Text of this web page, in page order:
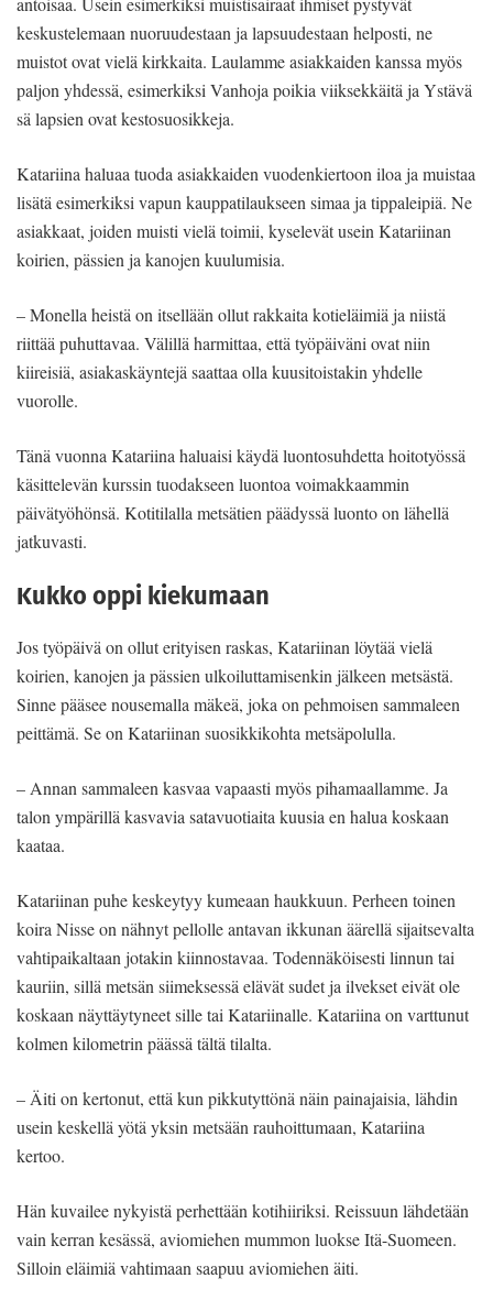
keskustelemaan nuoruudestaan ja lapsuudestaan helposti, ne
muistot ovat vielä kirkkaita. Laulamme asiakkaiden kanssa myös
paljon yhdessä, esimerkiksi Vanhoja poikia viiksekkäitä ja Ystävä
sä lapsien ovat kestosuosikkeja.
Katariina haluaa tuoda asiakkaiden vuodenkiertoon iloa ja muistaa
lisätä esimerkiksi vapun kauppatilaukseen simaa ja tippaleipiä. Ne
asiakkaat, joiden muisti vielä toimii, kyselevät usein Katariinan
koirien, pässien ja kanojen kuulumisia.
– Monella heistä on itsellään ollut rakkaita kotieläimiä ja niistä
riittää puhuttavaa. Välillä harmittaa, että työpäiväni ovat niin
kiireisiä, asiakaskäyntejä saattaa olla kuusitoistakin yhdelle
vuorolle.
Tänä vuonna Katariina haluaisi käydä luontosuhdetta hoitotyössä
käsittelevän kurssin tuodakseen luontoa voimakkaammin
päivätyöhönsä. Kotitilalla metsätien päädyssä luonto on lähellä
jatkuvasti.
Kukko oppi kiekumaan
Jos työpäivä on ollut erityisen raskas, Katariinan löytää vielä
koirien, kanojen ja pässien ulkoiluttamisenkin jälkeen metsästä.
Sinne pääsee nousemalla mäkeä, joka on pehmoisen sammaleen
peittämä. Se on Katariinan suosikkikohta metsäpolulla.
– Annan sammaleen kasvaa vapaasti myös pihamaallamme. Ja
talon ympärillä kasvavia satavuotiaita kuusia en halua koskaan
kaataa.
Katariinan puhe keskeytyy kumeaan haukkuun. Perheen toinen
koira Nisse on nähnyt pellolle antavan ikkunan äärellä sijaitsevalta
vahtipaikaltaan jotakin kiinnostavaa. Todennäköisesti linnun tai
kauriin, sillä metsän siimeksessä elävät sudet ja ilvekset eivät ole
koskaan näyttäytyneet sille tai Katariinalle. Katariina on varttunut
kolmen kilometrin päässä tältä tilalta.
– Äiti on kertonut, että kun pikkutyttönä näin painajaisia, lähdin
usein keskellä yötä yksin metsään rauhoittumaan, Katariina
kertoo.
Hän kuvailee nykyistä perhettään kotihiiriksi. Reissuun lähdetään
vain kerran kesässä, aviomiehen mummon luokse Itä-Suomeen.
Silloin eläimiä vahtimaan saapuu aviomiehen äiti.